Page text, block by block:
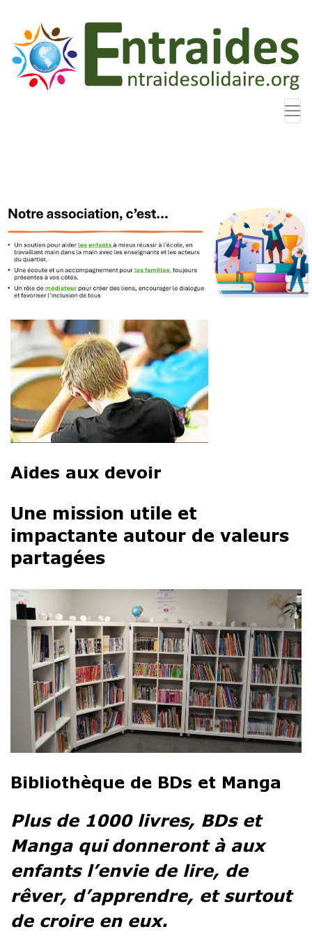
Aides aux devoir
Une mission utile et
impactante autour de valeurs
partagées
Bibliothèque de BDs et Manga
Plus de 1000 livres, BDset
Manga qui donneront à aux
enfants l’envie de lire, de
rêver, d’apprendre, et surtout
de croire en eux.